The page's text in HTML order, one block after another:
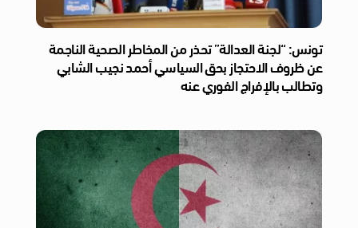
تونس: “لجنة العدالة” تحذر من المخاطر الصحية الناجمة
عن ظروف الاحتجاز بحق السياسي أحمد نجيب الشابي
وتطالب بالإفراج الفوري عنه